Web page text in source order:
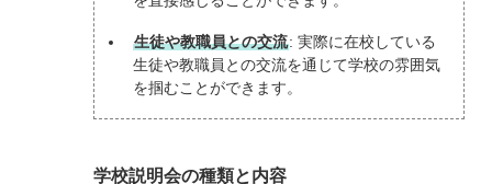
生徒や教職員との交流: 実際に在校している
生徒や教職員との交流を通じて学校の雰囲気
を掴むことができます。
学校説明会の種類と内容